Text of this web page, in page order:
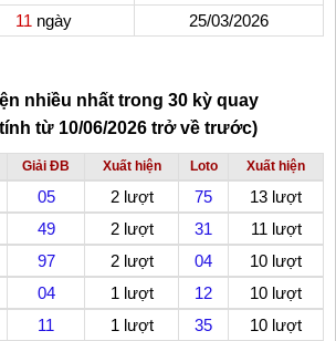
11 ngày 25/03/2026
nhiều nhất trong 30 kỳ quay
từ 10/06/2026 trở về trước)
Giải ĐB Xuất hiện Loto Xuất hiện
05 2 lượt 75
13 lượt
49 2 lượt 31
11 lượt
97 2 lượt 04
10 lượt
04 1 lượt 12
10 lượt
11 1 lượt 35
10 lượt